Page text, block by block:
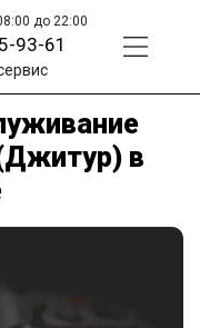
до 22:00
93-61
в